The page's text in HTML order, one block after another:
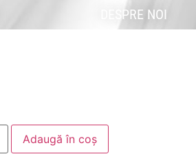
DESPRE NOI
Adaugă în coș